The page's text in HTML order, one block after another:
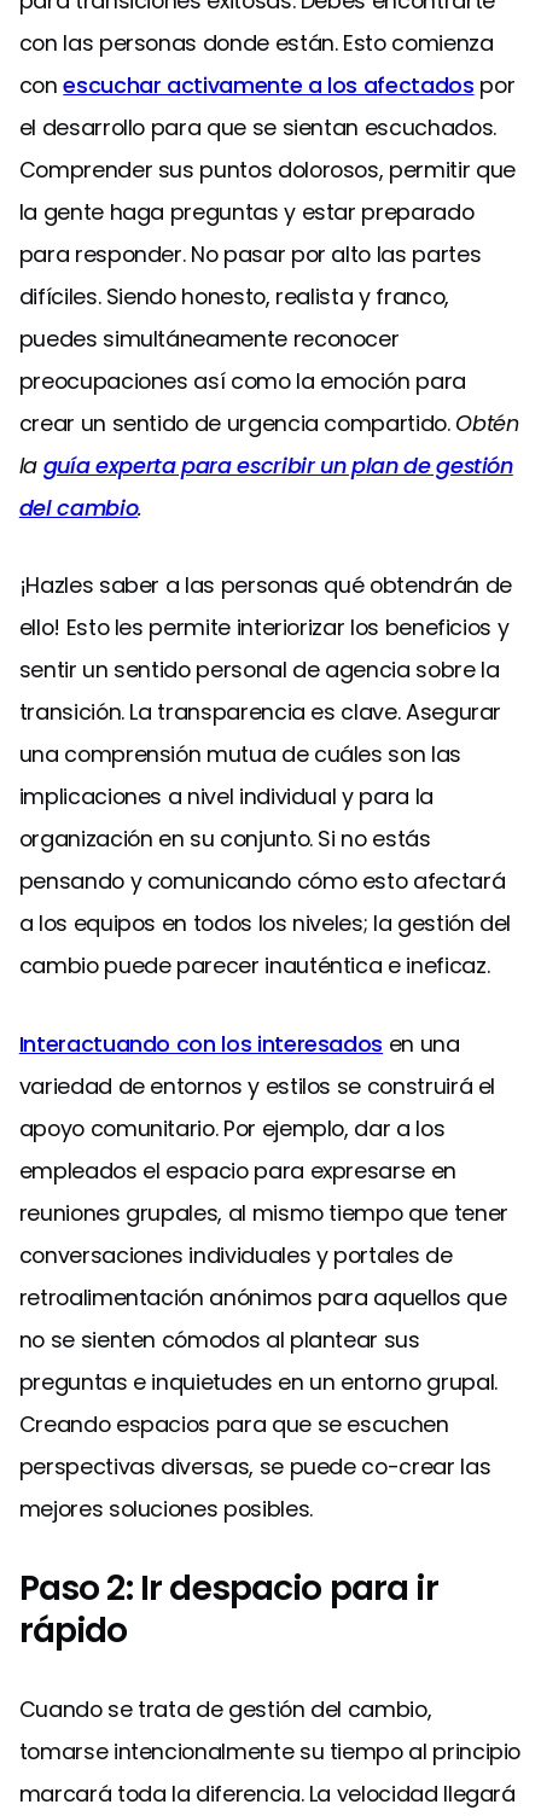
con las personas donde están. Esto comienza
conescuchar activamente a los afectados por
el desarrollo para que se sientan escuchados.
Comprender sus puntos dolorosos, permitir que
la gente haga preguntas y estar preparado
para responder. No pasar por alto las partes
difíciles. Siendo honesto, realista y franco,
puedes simultáneamente reconocer
preocupaciones así como la emoción para
crear un sentido de urgencia compartido. Obtén
la guía experta para escribir un plan de gestión
del cambio.
¡Hazles saber a las personas qué obtendrán de
ello! Esto les permite interiorizar los beneficios y
sentir un sentido personal de agencia sobre la
transición. La transparencia es clave. Asegurar
una comprensión mutua de cuáles son las
implicaciones a nivel individual y para la
organización en su conjunto. Si no estás
pensando y comunicando cómo esto afectará
a los equipos en todos los niveles; la gestión del
cambio puede parecer inauténtica e ineficaz.
Interactuando con los interesados en una
variedad de entornos y estilos se construirá el
apoyo comunitario. Por ejemplo, dar a los
empleados el espacio para expresarse en
reuniones grupales, al mismo tiempo que tener
conversaciones individuales y portales de
retroalimentación anónimos para aquellos que
no se sienten cómodos al plantear sus
preguntas e inquietudes en un entorno grupal.
Creando espacios para que se escuchen
perspectivas diversas, se puede co-crear las
mejores soluciones posibles.
Paso 2: Ir despacio para ir
rápido
Cuando se trata de gestión del cambio,
tomarse intencionalmente su tiempo al principio
marcará toda la diferencia. La velocidad llegará